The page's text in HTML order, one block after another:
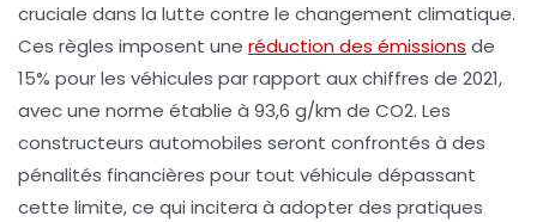
cruciale dans la lutte contre le changement climatique.
Ces règles imposent une réduction des émissions de
15% pour les véhicules par rapport aux chiffres de 2021,
avec une norme établie à 93,6 g/km de CO2. Les
constructeurs automobiles seront confrontés à des
pénalités financières pour tout véhicule dépassant
cette limite, ce qui incitera à adopter des pratiques